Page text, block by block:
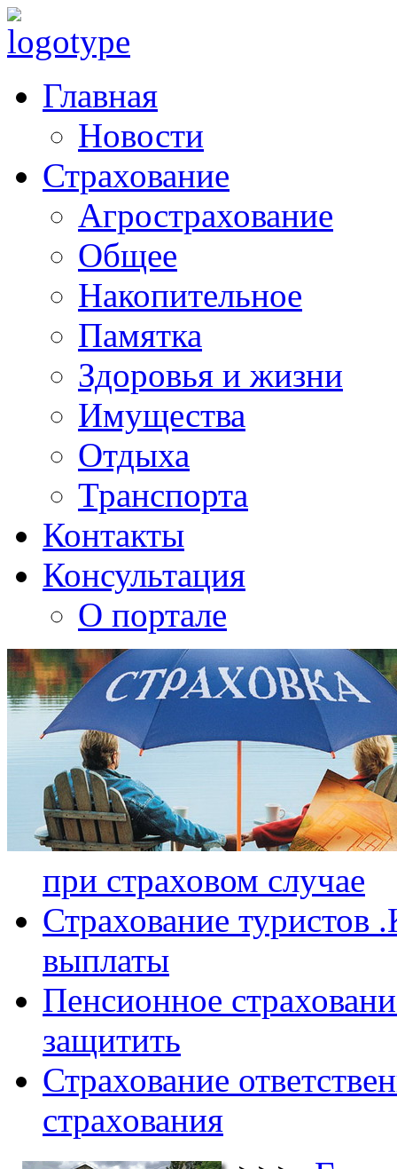
Главная
Новости
Страхование
Агрострахование
Общее
Накопительное
Памятка
Здоровья и жизни
Имущества
Отдыха
Транспорта
Контакты
Консультация
О портале
при страховом случае
Страхование туристов
выплаты
Пенсионное
защитить
Страхование
страхования